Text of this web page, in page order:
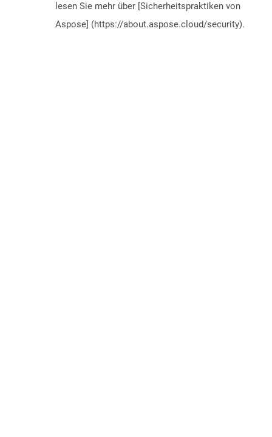
lesen Sie mehr über [Sicherheitspraktiken von
Aspose] (https://about.aspose.cloud/security).